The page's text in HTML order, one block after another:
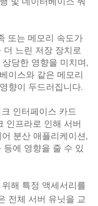
또는 메모리 속도가
더 느린 저장 장치로
당한 영향을 미치며,
이스와 같은 메모리
향이 두드러집니다.
인터페이스 카드
인프라로 인해 서버
분산 애플리케이션,
등에 영향을 줄 수 있
해 특정 액세서리를
전체 서버 유닛을 교